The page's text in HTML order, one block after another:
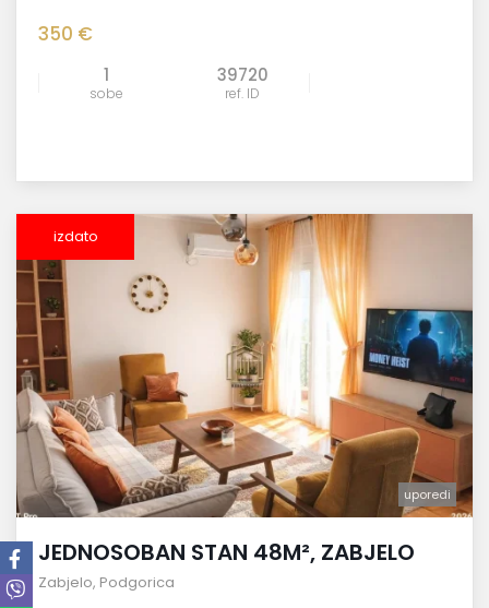
350 €
1
sobe
39720
ref. ID
izdato
uporedi
JEDNOSOBAN STAN 48M², ZABJELO
Zabjelo, Podgorica